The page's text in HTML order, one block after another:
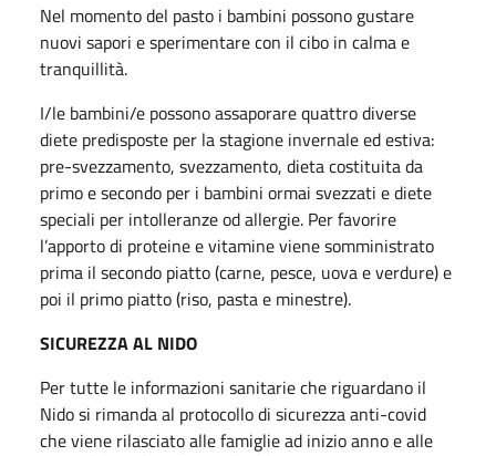
Nel momento del pasto i bambini possono gustare
nuovi sapori e sperimentare con il cibo in calma e
tranquillità.
I/le bambini/e possono assaporare quattro diverse
diete predisposte per la stagione invernale ed estiva:
pre-svezzamento, svezzamento, dieta costituita da
primo e secondo per i bambini ormai svezzati e diete
speciali per intolleranze od allergie. Per favorire
l’apporto di proteine e vitamine viene somministrato
prima il secondo piatto (carne, pesce, uova e verdure) e
poi il primo piatto (riso, pasta e minestre).
SICUREZZA AL NIDO
Per tutte le informazioni sanitarie che riguardano il
Nido si rimanda al protocollo di sicurezza anti-covid
che viene rilasciato alle famiglie ad inizio anno e alle